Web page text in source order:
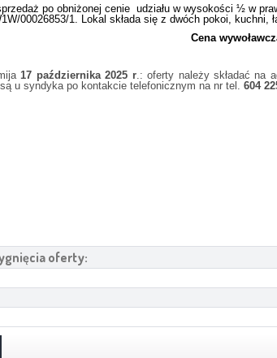
po obniżonej cenie udziału w wysokości ½ w
00026853/1. Lokal składa się z dwóch pokoi,
Cena
17 października 2025 r.: oferty należy składać na
u syndyka po kontakcie telefonicznym na nr tel. 604
oferty: